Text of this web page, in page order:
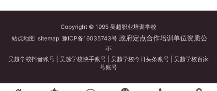
Copyright © 1995 吴越职业培训学校
站点地图 sitemap 豫ICP备16035743号政府定点合作培训单位资质公
示
吴越学校抖音账号 吴越学校快手账号 吴越学校今日头条账号
吴越学校百家
号账号